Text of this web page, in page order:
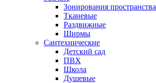
Зонирования пространства
Тканевые
Раздвижные
Ширмы
Сантехнические
Детский сад
ПВХ
Школа
Душевые